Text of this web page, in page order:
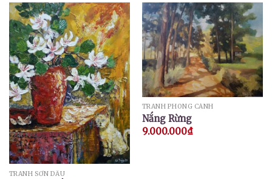
TRANH SƠN DẦU
TRANH PHONG CẢNH
Nắng Rừng
9.000.000₫